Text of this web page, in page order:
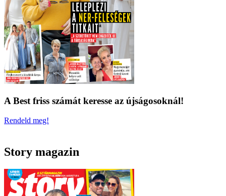
A Best friss számát keresse az újságosoknál!
Rendeld meg!
Story magazin